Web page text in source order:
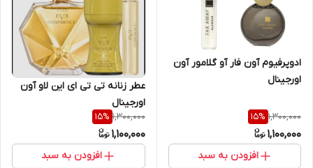
ادوپرفیوم آون فار آو گلامور آون
اورجینال
1,300,000
15%
1,100,000
افزودن به سبد
عطر زنانه تی تی ای این لاو آون
اورجینال
1,300,000
15%
1,100,000
افزودن به سبد